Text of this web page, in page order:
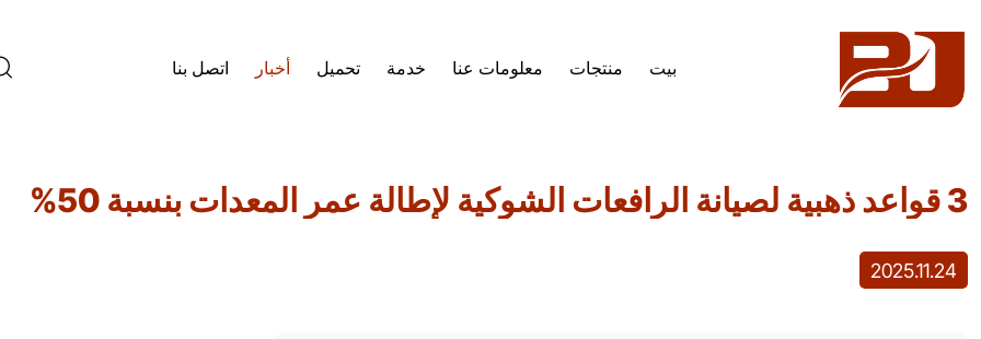
بيت منتجات معلومات عنا خدمة تحميل أخبار اتصل بنا
قواعد
ذهبية
3 قواعد ذهبية لصيانة الرافعات الشوكية لإطالة عمر المعدات بنسبة 50%
2025.11.24